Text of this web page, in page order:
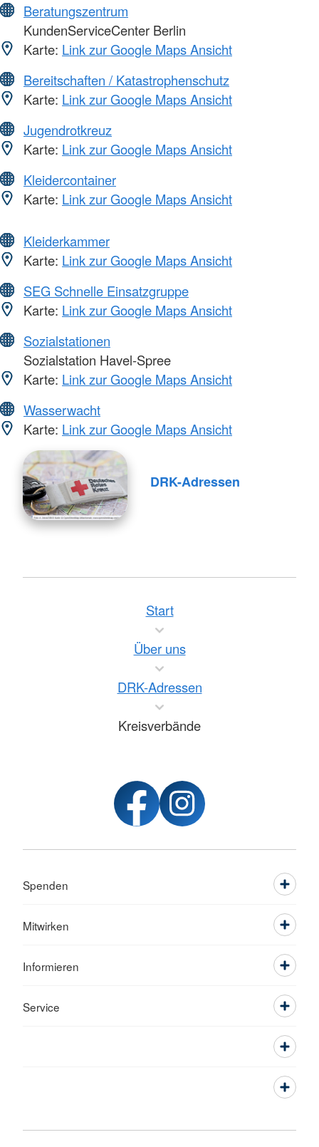
Beratungszentrum
KundenServiceCenter Berlin
Karte: Link zur Google Maps Ansicht
Bereitschaften / Katastrophenschutz
Karte: Link zur Google Maps Ansicht
Jugendrotkreuz
Karte: Link zur Google Maps Ansicht
Kleidercontainer
Karte: Link zur Google Maps Ansicht
Kleiderkammer
Karte: Link zur Google Maps Ansicht
SEG Schnelle Einsatzgruppe
Karte: Link zur Google Maps Ansicht
Sozialstationen
Sozialstation Havel-Spree
Karte: Link zur Google Maps Ansicht
Wasserwacht
Karte: Link zur Google Maps Ansicht
DRK-Adressen
Start
Über uns
DRK-Adressen
Kreisverbände
Spenden
Mitwirken
Informieren
Service